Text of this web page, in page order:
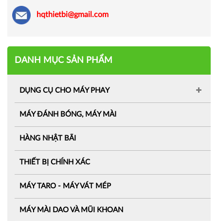
hqthietbi@gmail.com
DANH MỤC SẢN PHẨM
DỤNG CỤ CHO MÁY PHAY
MÁY ĐÁNH BÓNG, MÁY MÀI
HÀNG NHẬT BÃI
THIẾT BỊ CHÍNH XÁC
MÁY TARO - MÁY VÁT MÉP
MÁY MÀI DAO VÀ MŨI KHOAN